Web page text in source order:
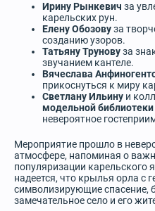
Ирину Рынкевич за
карельских рун.
Елену Обозовуза
созданию узоров.
Татьяну Труновуза
звучанием кантеле.
Вячеслава
прикоснуться к миру
Светлану Ильину и
модельной
невероятное
Мероприятие прошло в
атмосфере, напоминая о
популяризации карельского
надеется, что крылья орла с
символизирующие спасение,
замечательное село и его